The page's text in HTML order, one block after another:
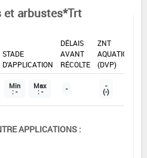
et arbustes*Trt
STADE
D'APPLICATION
DÉLAIS
AVANT
RÉCOLTE
ZNT
AQUATIQUE
(DVP)
Min
: -
Max
: - - -
(-)
APPLICATIONS :